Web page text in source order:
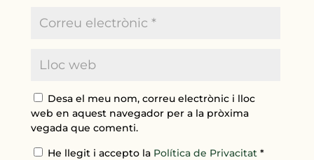
Desa el meu nom, correu electrònic i lloc
web en aquest navegador per a la pròxima
vegada que comenti.
He llegit i accepto la Política de Privacitat*